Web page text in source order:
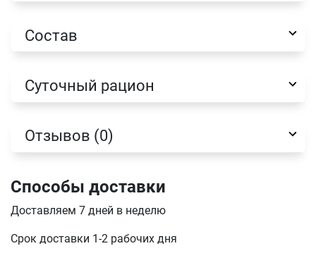
Состав
Суточный рацион
Отзывов (0)
Способы доставки
Доставляем 7 дней в неделю
Срок доставки 1-2 рабочих дня
Продолжить покупки
Оформить заказ
Телефон